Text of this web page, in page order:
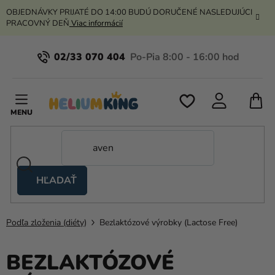
Prejsť
na
OBJEDNÁVKY PRIJATÉ DO 14:00 BUDÚ DORUČENÉ NASLEDUJÚCI
PRACOVNÝ DEŇ Viac informácií
02/33 070 404
HĽADAŤ
stany
Kanekalon
Hélium
a
Podľa zloženia (diéty) Bezlaktózové výrobky (Lactose Free)
BEZLAKTÓZOVÉ